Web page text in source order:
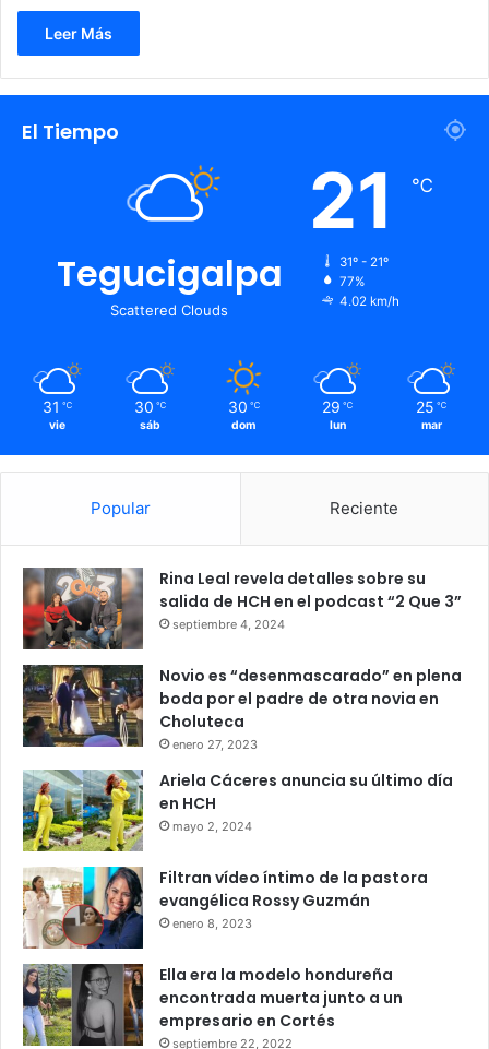
Leer Más
El Tiempo
Tegucigalpa
Scattered Clouds
21 ℃
31º - 21º
77%
4.02 km/h
31 ℃
vie
30 ℃
sáb
30 ℃
dom
29 ℃
lun
25 ℃
mar
Popular Reciente
Rina Leal revela detalles sobre su
salida de HCH en el podcast “2 Que 3”
septiembre 4, 2024
Novio es “desenmascarado” en plena
boda por el padre de otra novia en
Choluteca
enero 27, 2023
Ariela Cáceres anuncia su último día
en HCH
mayo 2, 2024
Filtran vídeo íntimo de la pastora
evangélica Rossy Guzmán
enero 8, 2023
Ella era la modelo hondureña
encontrada muerta junto a un
empresario en Cortés
septiembre 22, 2022